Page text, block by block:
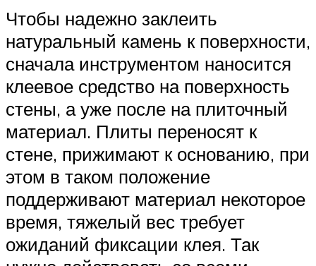
Чтобы надежно заклеить
натуральный камень к поверхности,
сначала инструментом наносится
клеевое средство на поверхность
стены, а уже после на плиточный
материал. Плиты переносят к
стене, прижимают к основанию, при
этом в таком положение
поддерживают материал некоторое
время, тяжелый вес требует
ожиданий фиксации клея. Так